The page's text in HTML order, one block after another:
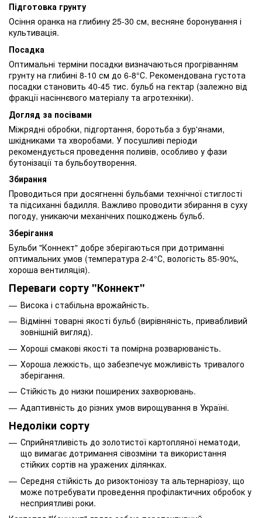
Підготовка грунту
Осіння оранка на глибину 25-30 см, весняне боронування і
культивація.
Посадка
Оптимальні терміни посадки визначаються прогріванням
грунту на глибині 8-10 см до 6-8°С. Рекомендована густота
посадки становить 40-45 тис. бульб на гектар (залежно від
фракції насіннєвого матеріалу та агротехніки).
Догляд за посівами
Міжрядні обробки, підгортання, боротьба з бур'янами,
шкідниками та хворобами. У посушливі періоди
рекомендується проведення поливів, особливо у фази
бутонізації та бульбоутворення.
Збирання
Проводиться при досягненні бульбами технічної стиглості
та підсиханні бадилля. Важливо проводити збирання в суху
погоду, уникаючи механічних пошкоджень бульб.
Зберігання
Бульби "Коннект" добре зберігаються при дотриманні
оптимальних умов (температура 2-4°С, вологість 85-90%,
хороша вентиляція).
Переваги сорту "Коннект"
Висока і стабільна врожайність.
Відмінні товарні якості бульб (вирівняність, привабливий
зовнішній вигляд).
Хороші смакові якості та помірна розварюваність.
Хороша лежкість, що забезпечує можливість тривалого
зберігання.
Стійкість до низки поширених захворювань.
Адаптивність до різних умов вирощування в Україні.
Недоліки сорту
Сприйнятливість до золотистої картопляної нематоди,
що вимагає дотримання сівозміни та використання
стійких сортів на уражених ділянках.
Середня стійкість до ризоктоніозу та альтернаріозу, що
може потребувати проведення профілактичних обробок у
несприятливі роки.